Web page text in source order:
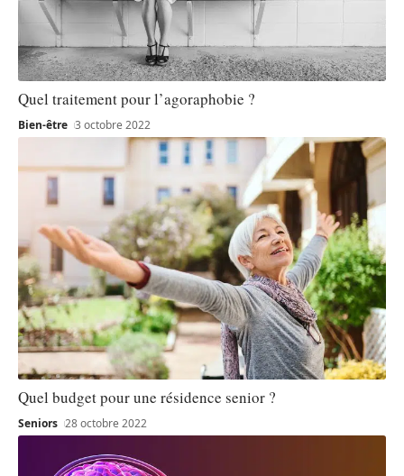
Quel traitement pour l’agoraphobie ?
Bien-être 3 octobre 2022
Quel budget pour une résidence senior ?
Seniors 28 octobre 2022